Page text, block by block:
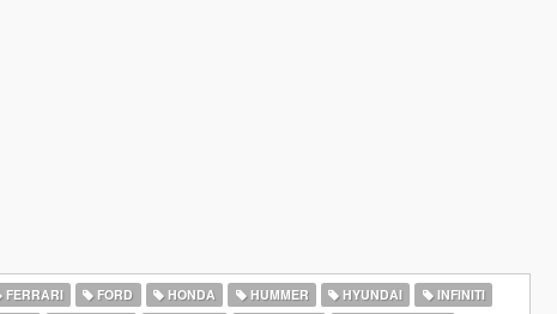
FERRARI FORD HONDA HUMMER HYUNDAI
INFINITI